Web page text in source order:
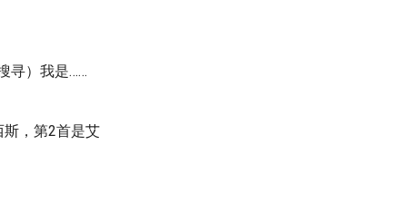
寻）我是……
，第2首是艾